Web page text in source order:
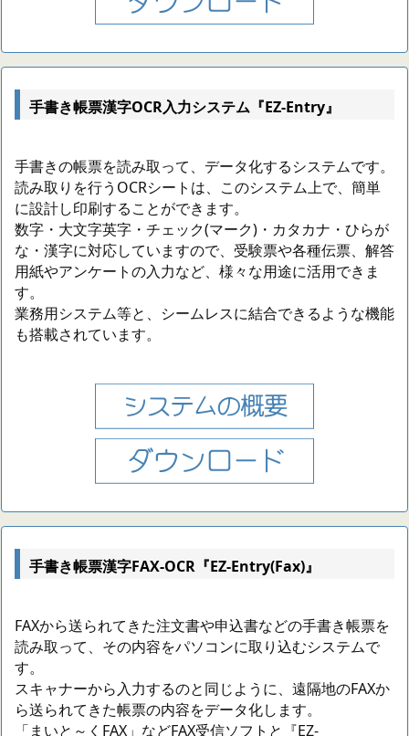
手書き帳票漢字OCR入力システム『EZ-Entry』
手書きの帳票を読み取って、データ化するシステムです。
読み取りを行うOCRシートは、このシステム上で、簡単
に設計し印刷することができます。
数字・大文字英字・チェック(マーク)・カタカナ・ひらが
な・漢字に対応していますので、受験票や各種伝票、解答
用紙やアンケートの入力など、様々な用途に活用できま
す。
業務用システム等と、シームレスに結合できるような機能
も搭載されています。
手書き帳票漢字FAX-OCR『EZ-Entry(Fax)』
FAXから送られてきた注文書や申込書などの手書き帳票を
読み取って、その内容をパソコンに取り込むシステムで
す。
スキャナーから入力するのと同じように、遠隔地のFAXか
ら送られてきた帳票の内容をデータ化します。
「まいと～くFAX」などFAX受信ソフトと『EZ-